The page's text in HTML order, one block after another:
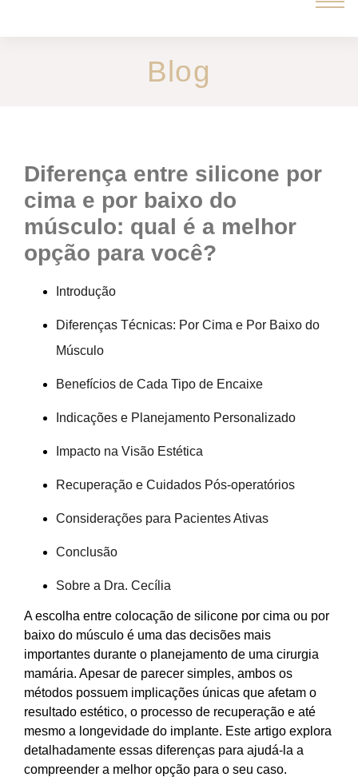
Blog
diferença entre silicone por
cima e por baixo do
músculo: qual é a melhor
opção para você?
Introdução
Diferenças Técnicas: Por Cima e Por Baixo do
Músculo
Benefícios de Cada Tipo de Encaixe
Indicações e Planejamento Personalizado
Impacto na Visão Estética
Recuperação e Cuidados Pós-operatórios
Considerações para Pacientes Ativas
Conclusão
Sobre a Dra. Cecília
A escolha entre colocação de silicone por cima ou por
baixo do músculo é uma das decisões mais
importantes durante o planejamento de uma cirurgia
mamária. Apesar de parecer simples, ambos os
métodos possuem implicações únicas que afetam o
resultado estético, o processo de recuperação e até
mesmo a longevidade do implante. Este artigo explora
detalhadamente essas diferenças para ajudá-la a
compreender a melhor opção para o seu caso.